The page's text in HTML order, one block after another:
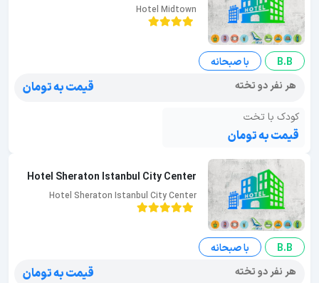
Hotel Midtown
B.B
با صبحانه
هر نفر دو تخته
قیمت به تومان
کودک با تخت
قیمت به تومان
Hotel Sheraton Istanbul City Center
Hotel Sheraton Istanbul City Center
B.B
با صبحانه
هر نفر دو تخته
قیمت به تومان